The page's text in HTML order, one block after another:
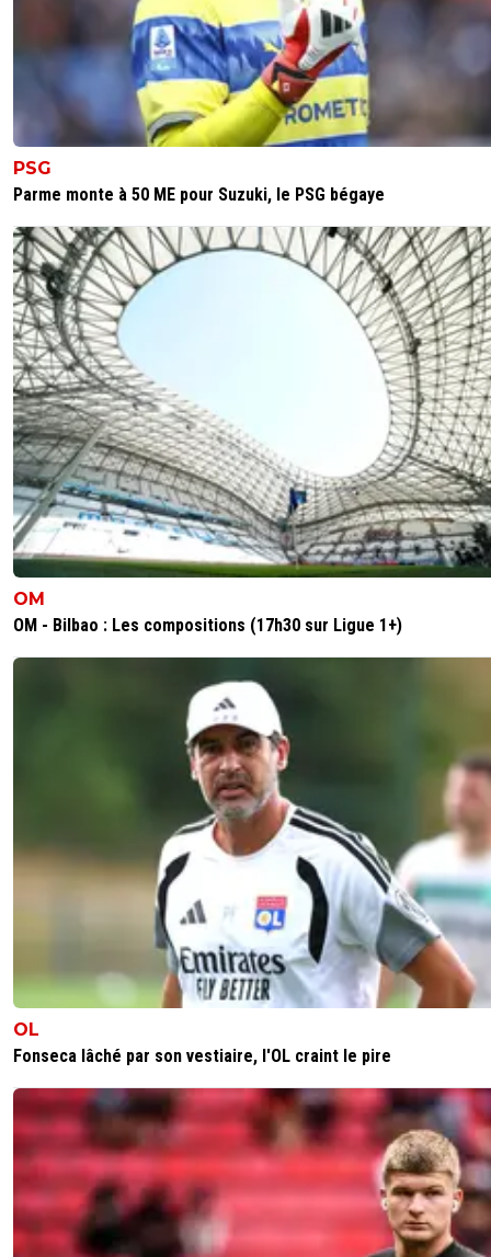
du monde de football pour enrichir une poignée
2+ Répondre
PSG
Parme monte à 50 ME pour Suzuki, le PSG bégaye
OM
OM - Bilbao : Les compositions (17h30 sur Ligue 1+)
OL
Fonseca lâché par son vestiaire, l'OL craint le pire